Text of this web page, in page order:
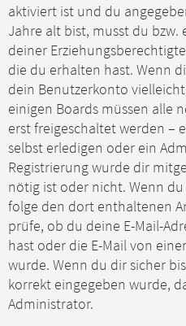
aktiviert ist und du
Jahre alt bist, musst du
deiner
die du erhalten hast. Wenn
dein Benutzerkonto
einigen Boards müssen alle
erst freigeschaltet werden –
selbst erledigen oder ein
Registrierung wurde dir
nötig ist oder nicht. Wenn
folge den dort enthaltenen
prüfe, ob du deine E-Mail-
hast oder die E-Mail von
wurde. Wenn du dir sicher
korrekt eingegeben wurde,
Administrator.